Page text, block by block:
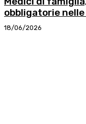
obbligatorie
18/06/2026